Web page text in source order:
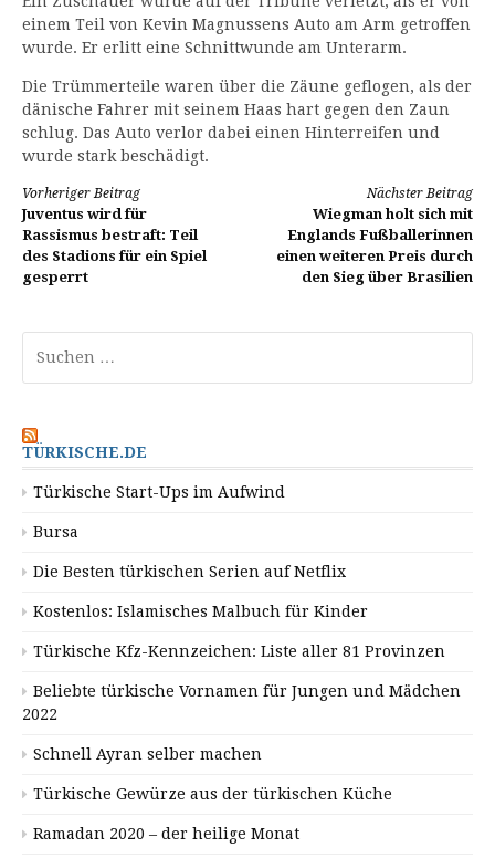
einem Teil von Kevin Magnussens Auto am Arm getroffen
wurde. Er erlitt eine Schnittwunde am Unterarm.
Die Trümmerteile waren über die Zäune geflogen, als der
dänische Fahrer mit seinem Haas hart gegen den Zaun
schlug. Das Auto verlor dabei einen Hinterreifen und
wurde stark beschädigt.
Weiterlesen
Vorheriger Beitrag
Juventus wird für
Rassismus bestraft: Teil
des Stadions für ein Spiel
gesperrt
Nächster Beitrag
Wiegman holt sich mit
Englands Fußballerinnen
einen weiteren Preis durch
den Sieg über Brasilien
nach:
TÜRKISCHE.DE
Türkische Start-Ups im Aufwind
Bursa
Die Besten türkischen Serien auf Netflix
Kostenlos: Islamisches Malbuch für Kinder
Türkische Kfz-Kennzeichen: Liste aller 81 Provinzen
Beliebte türkische Vornamen für Jungen und Mädchen
2022
Schnell Ayran selber machen
Türkische Gewürze aus der türkischen Küche
Ramadan 2020 – der heilige Monat